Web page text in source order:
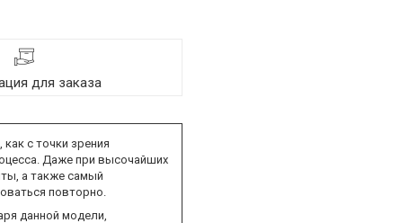
для заказа
с точки зрения
Даже при высочайших
а также самый
повторно.
данной модели,